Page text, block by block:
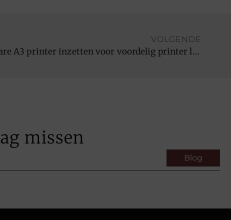
VOLGENDE
Eenvoudig een betrouwbare A3 printer inzetten voor voordelig printer leasen
missen
Blog